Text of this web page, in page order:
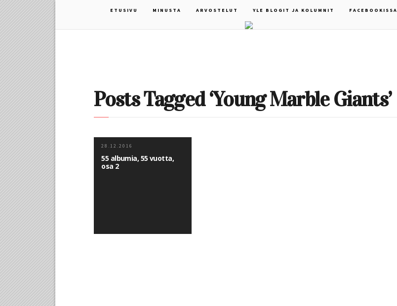
ETUSIVU MINUSTA ARVOSTELUT YLE BLOGIT JA KOLUMNIT FACEBOOKISSA
Posts Tagged ‘Young Marble Giants’
28.12.2016
55 albumia, 55 vuotta,
osa 2